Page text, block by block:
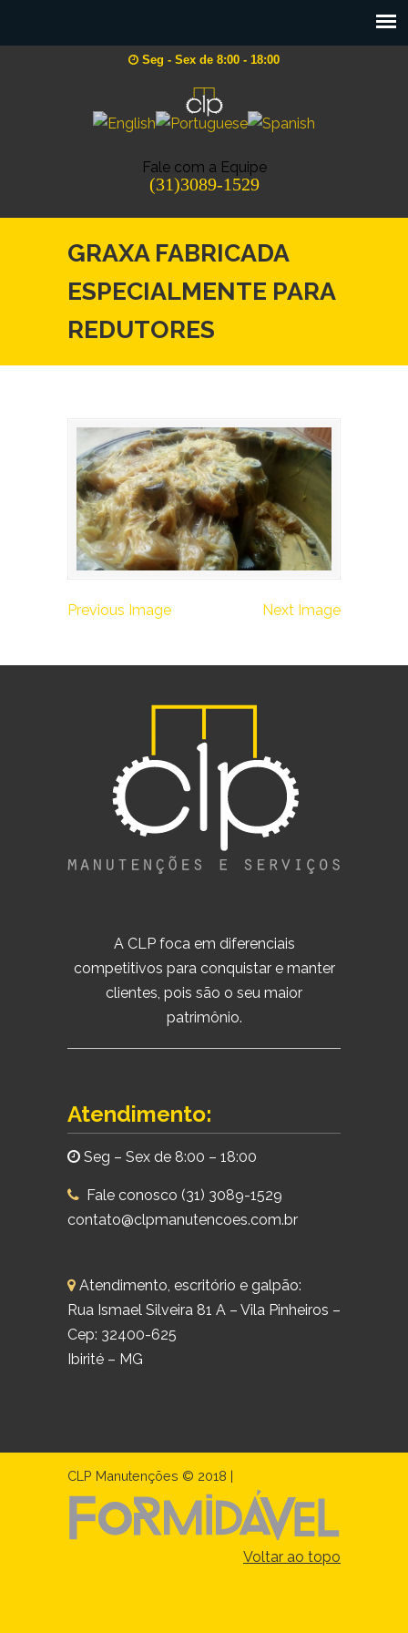
Seg - Sex de 8:00 - 18:00
Fale com a Equipe
(31)3089-1529
GRAXA FABRICADA
ESPECIALMENTE PARA
REDUTORES
Previous Image Next Image
A CLP foca em diferenciais
competitivos para conquistar e manter
clientes, pois são o seu maior
patrimônio.
Atendimento:
Seg – Sex de 8:00 – 18:00
Fale conosco (31) 3089-1529
contato@clpmanutencoes.com.br
Atendimento, escritório e galpão:
Rua Ismael Silveira 81 A – Vila Pinheiros –
Cep: 32400-625
Ibirité – MG
CLP Manutenções © 2018 |
Voltar ao topo